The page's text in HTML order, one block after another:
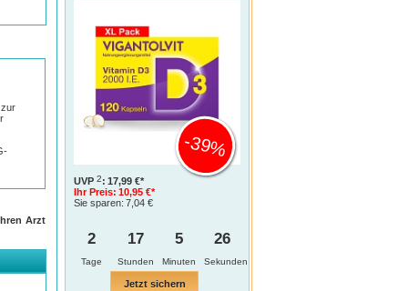
Arzt
UVP 2: 17,99 €*
Ihr Preis: 10,95 €*
Sie sparen: 7,04 €
-39%
2
Tage
17 5 25
Jetzt sichern